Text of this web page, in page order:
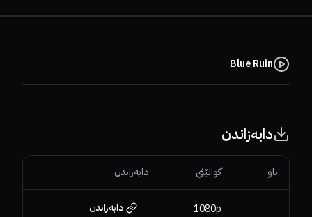
Blue Ruin
دابەزاندن
ناو کوالێتی دابەزاندن
1080p دابەزاندن